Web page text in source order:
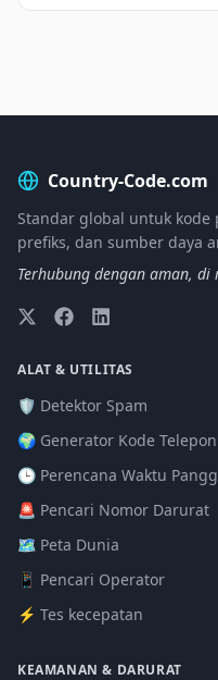
Country-Code.com
Standar global untuk
prefiks, dan sumber daya
Terhubung dengan aman, di
ALAT & UTILITAS
🛡️ Detektor Spam
🌍 Generator Kode Telepon
🕒 Perencana Waktu
🚨 Pencari Nomor Darurat
🗺️ Peta Dunia
📱 Pencari Operator
⚡ Tes kecepatan
KEAMANAN & DARURAT